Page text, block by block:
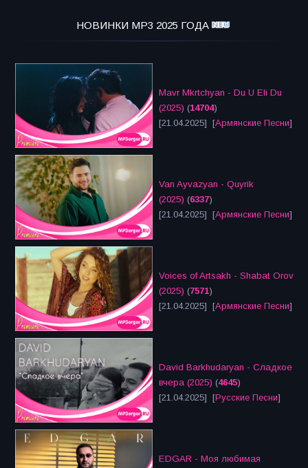
НОВИНКИ MP3 2025 ГОДА
Mavr Mkrtchyan - Du U Eli Du
(2025) (14704)
[21.04.2025] [Армянские Песни]
Van Ayvazyan - Quyrik
(2025) (6337)
[21.04.2025] [Армянские Песни]
Voices of Artsakh - Shabat Orov
(2025) (7571)
[21.04.2025] [Армянские Песни]
David Barkhudaryan - Сладкое
вчера (2025) (4645)
[21.04.2025] [Русские Песни]
EDGAR - Моя любимая